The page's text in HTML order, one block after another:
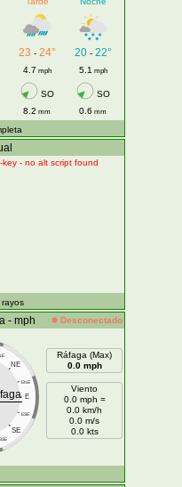
23 - 24° 20- 22°
4.7 mph 5.1 mph
SO
SO
8.2 mm 0.6 mm
- no alt script found
rayos
- mph Desconectado
NE
ENE
E
ESE
SE
SSE
Ráfaga (Max)
0.0 mph
Viento
0.0 mph =
0.0 km/h
0.0 m/s
0.0 kts